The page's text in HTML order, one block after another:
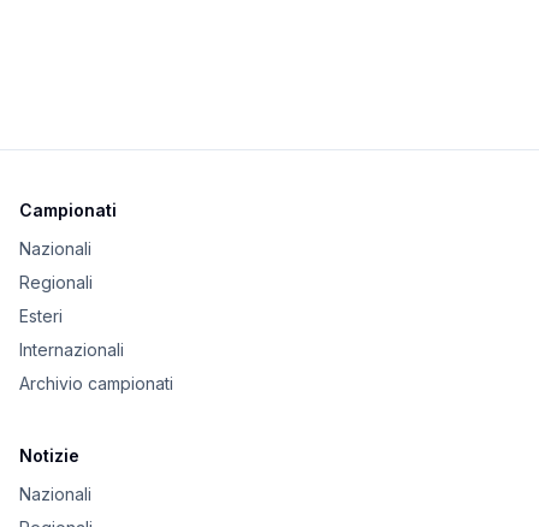
Campionati
Nazionali
Regionali
Esteri
Internazionali
Archivio campionati
Notizie
Nazionali